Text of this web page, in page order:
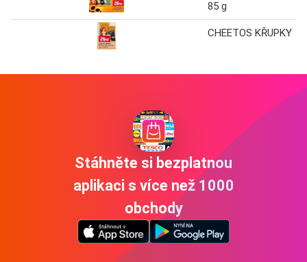
85 g
CHEETOS KŘUPKY
Stáhněte si bezplatnou
aplikaci s více než 1000
obchody